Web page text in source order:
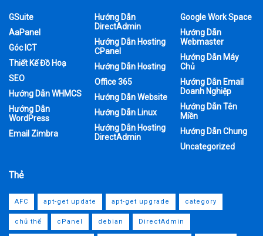
GSuite
AaPanel
Góc ICT
Thiết Kế Đồ Hoạ
SEO
Hướng Dẫn WHMCS
Hướng Dẫn
WordPress
Email Zimbra
Hướng Dẫn
DirectAdmin
Hướng Dẫn Hosting
CPanel
Hướng Dẫn Hosting
Office 365
Hướng Dẫn Website
Hướng Dẫn Linux
Hướng Dẫn Hosting
DirectAdmin
Google Work Space
Hướng Dẫn
Webmaster
Hướng Dẫn Máy
Chủ
Hướng Dẫn Email
Doanh Nghiệp
Hướng Dẫn Tên
Miền
Hướng Dẫn Chung
Uncategorized
Thẻ
AFC apt-get update apt-get upgrade category
chủ thể cPanel debian DirectAdmin